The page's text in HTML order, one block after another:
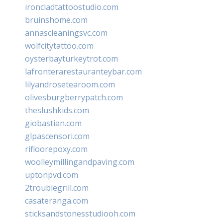
ironcladtattoostudio.com
bruinshome.com
annascleaningsvc.com
wolfcitytattoo.com
oysterbayturkeytrot.com
lafronterarestauranteybar.com
lilyandrosetearoom.com
olivesburgberrypatch.com
theslushkids.com
giobastian.com
glpascensori.com
rifloorepoxy.com
woolleymillingandpaving.com
uptonpvd.com
2troublegrill.com
casateranga.com
sticksandstonesstudiooh.com